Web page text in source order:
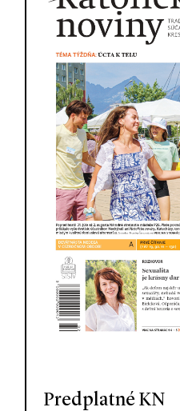
Predplatné KN